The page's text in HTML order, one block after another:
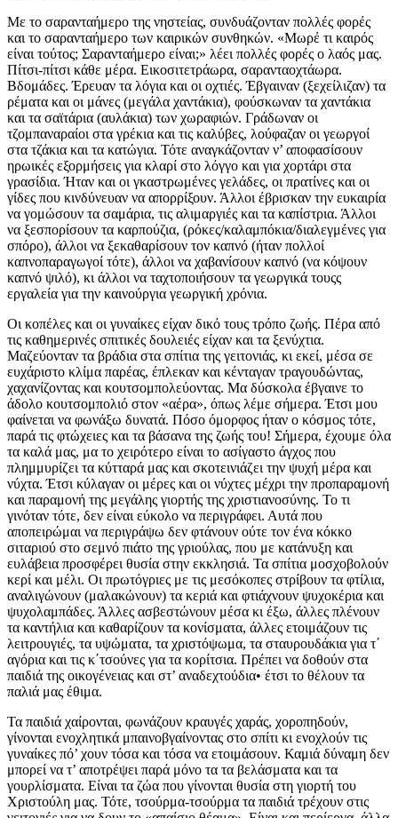
Με το σαρανταήμερο της νηστείας, συνδυάζονταν πολλές φορές
και το σαρανταήμερο των καιρικών συνθηκών. «Μωρέ τι καιρός
είναι τούτος; Σαρανταήμερο είναι;» λέει πολλές φορές ο λαός μας.
Πίτσι-πίτσι κάθε μέρα. Εικοσιτετράωρα, σαρανταοχτάωρα.
Βδομάδες. Έρευαν τα λόγια και οι οχτιές. Έβγαιναν (ξεχείλιζαν) τα
ρέματα και οι μάνες (μεγάλα χαντάκια), φούσκωναν τα χαντάκια
και τα σαϊτάρια (αυλάκια) των χωραφιών. Γράδωναν οι
τζομπαναραίοι στα γρέκια και τις καλύβες, λούφαζαν οι γεωργοί
στα τζάκια και τα κατώγια. Τότε αναγκάζονταν ν’ αποφασίσουν
ηρωικές εξορμήσεις για κλαρί στο λόγγο και για χορτάρι στα
γρασίδια. Ήταν και οι γκαστρωμένες γελάδες, οι πρατίνες και οι
γίδες που κινδύνευαν να απορρίξουν. Άλλοι έβρισκαν την ευκαιρία
να γομώσουν τα σαμάρια, τις αλιμαργιές και τα καπίστρια. Άλλοι
να ξεσπορίσουν τα καρπούζια, (ρόκες/καλαμπόκια/διαλεγμένες για
σπόρο), άλλοι να ξεκαθαρίσουν τον καπνό (ήταν πολλοί
καπνοπαραγωγοί τότε), άλλοι να χαβανίσουν καπνό (να κόψουν
καπνό ψιλό), κι άλλοι να ταχτοποιήσουν τα γεωργικά τουςς
εργαλεία για την καινούργια γεωργική χρόνια.
Οι κοπέλες και οι γυναίκες είχαν δικό τους τρόπο ζωής. Πέρα από
τις καθημερινές σπιτικές δουλειές είχαν και τα ξενύχτια.
Μαζεύονταν τα βράδια στα σπίτια της γειτονιάς, κι εκεί, μέσα σε
ευχάριστο κλίμα παρέας, έπλεκαν και κένταγαν τραγουδώντας,
χαχανίζοντας και κουτσομπολεύοντας. Μα δύσκολα έβγαινε το
άδολο κουτσομπολιό στον «αέρα», όπως λέμε σήμερα. Έτσι μου
φαίνεται να φωνάξω δυνατά. Πόσο όμορφος ήταν ο κόσμος τότε,
παρά τις φτώχειες και τα βάσανα της ζωής του! Σήμερα, έχουμε όλα
τα καλά μας, μα το χειρότερο είναι το ασίγαστο άγχος που
πλημμυρίζει τα κύτταρά μας και σκοτεινιάζει την ψυχή μέρα και
νύχτα. Έτσι κύλαγαν οι μέρες και οι νύχτες μέχρι την προπαραμονή
και παραμονή της μεγάλης γιορτής της χριστιανοσύνης. Το τι
γινόταν τότε, δεν είναι εύκολο να περιγράφει. Αυτά που
αποπειρώμαι να περιγράψω δεν φτάνουν ούτε τον ένα κόκκο
σιταριού στο σεμνό πιάτο της γριούλας, που με κατάνυξη και
ευλάβεια προσφέρει θυσία στην εκκλησιά. Τα σπίτια μοσχοβολούν
κερί και μέλι. Οι πρωτόγριες με τις μεσόκοπες στρίβουν τα φτίλια,
αναλιγώνουν (μαλακώνουν) τα κεριά και φτιάχνουν ψυχοκέρια και
ψυχολαμπάδες. Άλλες ασβεστώνουν μέσα κι έξω, άλλες πλένουν
τα καντήλια και καθαρίζουν τα κονίσματα, άλλες ετοιμάζουν τις
λειτρουγιές, τα υψώματα, τα χριστόψωμα, τα σταυρουδάκια για τ΄
αγόρια και τις κ΄τσούνες για τα κορίτσια. Πρέπει να δοθούν στα
παιδιά της οικογένειας και στ’ αναδεχτούδια• έτσι το θέλουν τα
παλιά μας έθιμα.
Τα παιδιά χαίρονται, φωνάζουν κραυγές χαράς, χοροπηδούν,
γίνονται ενοχλητικά μπαινοβγαίνοντας στο σπίτι κι ενοχλούν τις
γυναίκες πό’ χουν τόσα και τόσα να ετοιμάσουν. Καμιά δύναμη δεν
μπορεί να τ’ αποτρέψει παρά μόνο τα τα βελάσματα και τα
γουρλίσματα. Είναι τα ζώα που γίνονται θυσία στη γιορτή του
Χριστούλη μας. Τότε, τσούρμα-τσούρμα τα παιδιά τρέχουν στις